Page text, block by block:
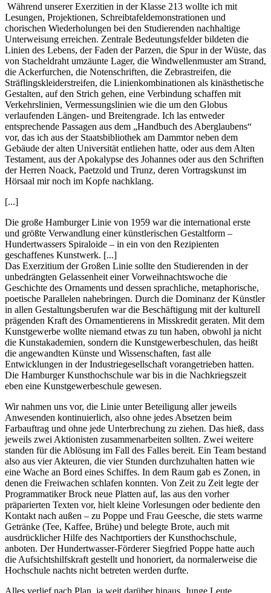
Während unserer Exerzitien in der Klasse 213 wollte ich mit
Lesungen, Projektionen, Schreibtafeldemonstrationen und
chorischen Wiederholungen bei den Studierenden nachhaltige
Unterweisung erreichen. Zentrale Bedeutungsfelder bildeten die
Linien des Lebens, der Faden der Parzen, die Spur in der Wüste, das
von Stacheldraht umzäunte Lager, die Windwellenmuster am Strand,
die Ackerfurchen, die Notenschriften, die Zebrastreifen, die
Sträflingskleiderstreifen, die Linienkombinationen als kinästhetische
Gestalten, auf den Strich gehen, eine Verbindung schaffen mit
Verkehrslinien, Vermessungslinien wie die um den Globus
verlaufenden Längen- und Breitengrade. Ich las entweder
entsprechende Passagen aus dem „Handbuch des Aberglaubens“
vor, das ich aus der Staatsbibliothek am Dammtor neben dem
Gebäude der alten Universität entliehen hatte, oder aus dem Alten
Testament, aus der Apokalypse des Johannes oder aus den Schriften
der Herren Noack, Paetzold und Trunz, deren Vortragskunst im
Hörsaal mir noch im Kopfe nachklang.
[...]
Die große Hamburger Linie von 1959 war die international erste
und größte Verwandlung einer künstlerischen Gestaltform –
Hundertwassers Spiraloide – in ein von den Rezipienten
geschaffenes Kunstwerk. [...]
Das Exerzitium der Großen Linie sollte den Studierenden in der
unbedrängten Gelassenheit einer Vorweihnachtswoche die
Geschichte des Ornaments und dessen sprachliche, metaphorische,
poetische Parallelen nahebringen. Durch die Dominanz der Künstler
in allen Gestaltungsberufen war die Beschäftigung mit der kulturell
prägenden Kraft des Ornamentierens in Misskredit geraten. Mit dem
Kunstgewerbe wollte niemand etwas zu tun haben, obwohl ja nicht
die Kunstakademien, sondern die Kunstgewerbeschulen, das heißt
die angewandten Künste und Wissenschaften, fast alle
Entwicklungen in der Industriegesellschaft vorangetrieben hatten.
Die Hamburger Kunsthochschule war bis in die Nachkriegszeit
eben eine Kunstgewerbeschule gewesen.
Wir nahmen uns vor, die Linie unter Beteiligung aller jeweils
Anwesenden kontinuierlich, also ohne jedes Absetzen beim
Farbauftrag und ohne jede Unterbrechung zu ziehen. Das hieß, dass
jeweils zwei Aktionisten zusammenarbeiten sollten. Zwei weitere
standen für die Ablösung im Fall des Falles bereit. Ein Team bestand
also aus vier Akteuren, die vier Stunden durchzuhalten hatten wie
eine Wache an Bord eines Schiffes. In dem Raum gab es Zonen, in
denen die Freiwachen schlafen konnten. Von Zeit zu Zeit legte der
Programmatiker Brock neue Platten auf, las aus den vorher
präparierten Texten vor, hielt kleine Vorlesungen oder bediente den
Kontakt nach außen – zu Poppe und Frau Geesche, die stets warme
Getränke (Tee, Kaffee, Brühe) und belegte Brote, auch mit
ausdrücklicher Hilfe des Nachtportiers der Kunsthochschule,
anboten. Der Hundertwasser-Förderer Siegfried Poppe hatte auch
die Aufsichtshilfskraft gestellt und honoriert, da normalerweise die
Hochschule nachts nicht betreten werden durfte.
Alles verlief nach Plan, ja weit darüber hinaus. Junge Leute